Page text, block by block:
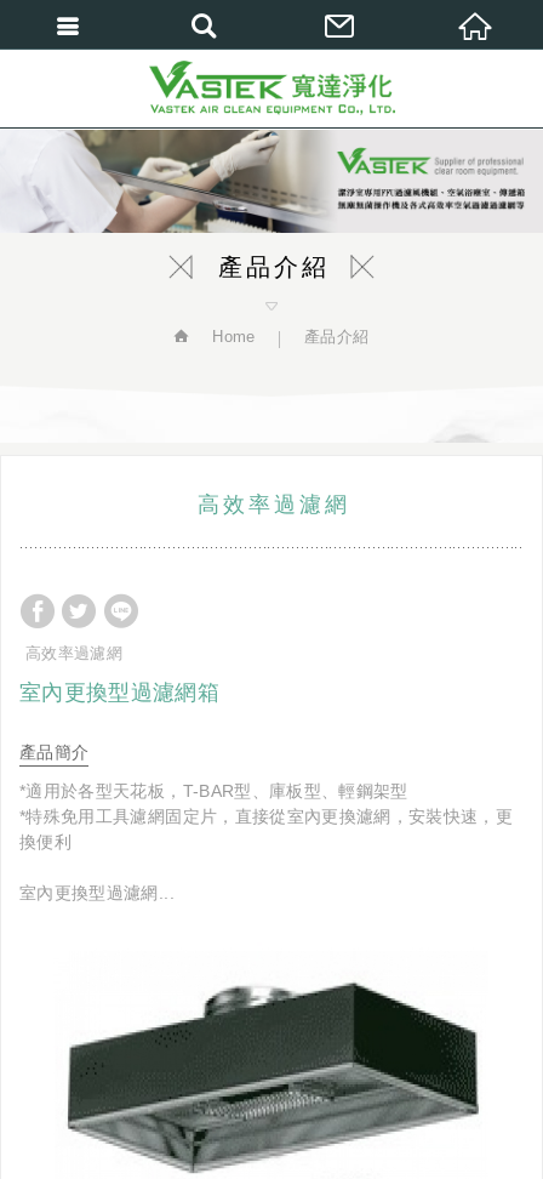
產品介紹
Home 產品介紹
高效率過濾網
高效率過濾網
室內更換型過濾網箱
產品簡介
*適用於各型天花板，T-BAR型、庫板型、輕鋼架型
*特殊免用工具濾網固定片，直接從室內更換濾網，安裝快速，更
換便利
室內更換型過濾網...
繁體中文